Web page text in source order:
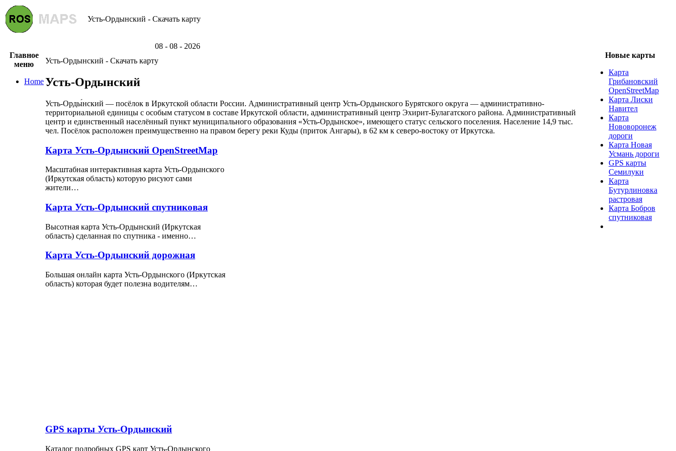
Усть-Ордынский - Скачать карту
08 - 08 - 2026
Главное
меню
Home
Усть-Ордынский - Скачать карту
Усть-Ордынский
Усть-Орды́нский — посёлок в Иркутской области России. Административный центр Усть-Ордынского Бурятского округа — административно-
территориальной единицы с особым статусом в составе Иркутской области, административный центр Эхирит-Булагатского района. Административный
центр и единственный населённый пункт муниципального образования «Усть-Ордынское», имеющего статус сельского поселения. Население 14,9 тыс.
чел. Посёлок расположен преимущественно на правом берегу реки Куды (приток Ангары), в 62 км к северо-востоку от Иркутска.
Карта Усть-Ордынский OpenStreetMap
Масштабная интерактивная карта Усть-Ордынского
(Иркутская область) которую рисуют сами
жители…
Карта Усть-Ордынский спутниковая
Высотная карта Усть-Ордынский (Иркутская
область) сделанная по спутника - именно…
Карта Усть-Ордынский дорожная
Большая онлайн карта Усть-Ордынского (Иркутская
область) которая будет полезна водителям…
GPS карты Усть-Ордынский
Каталог подробных GPS карт Усть-Ордынского
Новые карты
Карта
Грибановский
OpenStreetMap
Карта Лиски
Навител
Карта
Нововоронеж
дороги
Карта Новая
Усмань дороги
GPS карты
Семилуки
Карта
Бутурлиновка
растровая
Карта Бобров
спутниковая